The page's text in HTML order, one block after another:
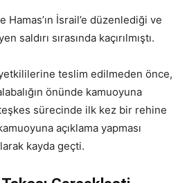
Hamas’ın İsrail’e düzenlediği ve
saldırı sırasında kaçırılmıştı.
yetkililerine teslim edilmeden önce,
önünde kamuoyuna
sürecinde ilk kez bir rehine
açıklama yapması
kayda geçti.